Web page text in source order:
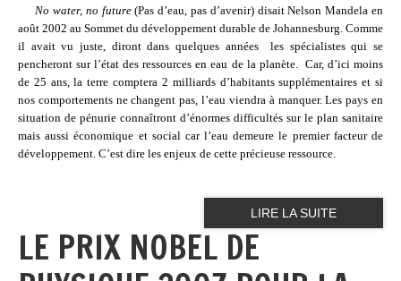
No water, no future(Pas d’eau, pas d’avenir) disait Nelson Mandela en
août 2002 au Sommet du développement durable de Johannesburg. Comme
il avait vu juste, diront dans quelques années
les spécialistes qui se
pencheront sur l’état des ressources en eau de la planète.Car, d’ici moins
de 25 ans, la terre comptera 2 milliards d’habitants supplémentaires et si
nos comportements ne changent pas, l’eau viendra à manquer. Les pays en
situation de pénurie connaîtront d’énormes difficultés sur le plan sanitaire
mais aussi économique et social car l’eau demeure le premier facteur de
développement. C’est dire les enjeux de cette précieuse ressource.
LIRE LA SUITE
LE PRIX NOBEL DE